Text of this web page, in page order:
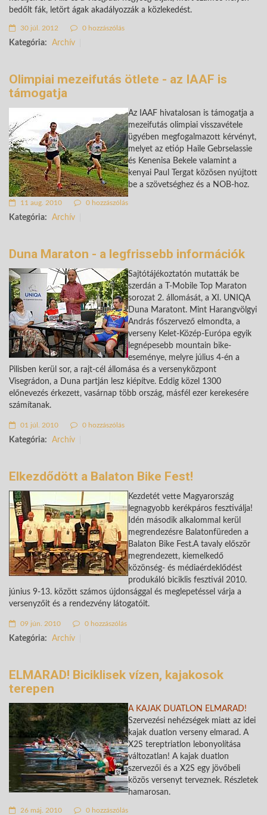
bedőlt fák, letört ágak akadályozzák a közlekedést.
30 júl. 2012 0 hozzászólás
Kategória: Archív
Olimpiai mezeifutás ötlete - az IAAF is
támogatja
Az IAAF hivatalosan is támogatja a
mezeifutás olimpiai visszavétele
ügyében megfogalmazott kérvényt,
melyet az etióp Haile Gebrselassie
és Kenenisa Bekele valamint a
kenyai Paul Tergat közösen nyújtott
be a szövetséghez és a NOB-hoz.
11 aug. 2010 0 hozzászólás
Kategória: Archív
Duna Maraton - a legfrissebb információk
Sajtótájékoztatón mutatták be
szerdán a T-Mobile Top Maraton
sorozat 2. állomását, a XI. UNIQA
Duna Maratont. Mint Harangvölgyi
András főszervező elmondta, a
verseny Kelet-Közép-Európa egyik
legnépesebb mountain bike-
eseménye, melyre július 4-én a
Pilisben kerül sor, a rajt-cél állomása és a versenyközpont
Visegrádon, a Duna partján lesz kiépítve. Eddig közel 1300
előnevezés érkezett, vasárnap több ország, másfél ezer kerekesére
számítanak.
01 júl. 2010 0 hozzászólás
Kategória: Archív
Elkezdődött a Balaton Bike Fest!
Kezdetét vette Magyarország
legnagyobb kerékpáros fesztiválja!
Idén második alkalommal kerül
megrendezésre Balatonfüreden a
Balaton Bike Fest.A tavaly először
megrendezett, kiemelkedő
közönség- és médiaérdeklődést
produkáló biciklis fesztivál 2010.
június 9-13. között számos újdonsággal és meglepetéssel várja a
versenyzőit és a rendezvény látogatóit.
09 jún. 2010 0 hozzászólás
Kategória: Archív
ELMARAD! Biciklisek vízen, kajakosok
terepen
A KAJAK DUATLON ELMARAD!
Szervezési nehézségek miatt az idei
kajak duatlon verseny elmarad. A
X2S tereptriatlon lebonyolítása
változatlan! A kajak duatlon
szervezői és a X2S egy jövőbeli
közös versenyt terveznek. Részletek
hamarosan.
26 máj. 2010 0 hozzászólás